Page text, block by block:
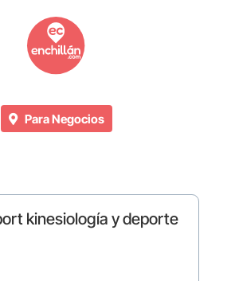
Para Negocios
kinesiología y deporte